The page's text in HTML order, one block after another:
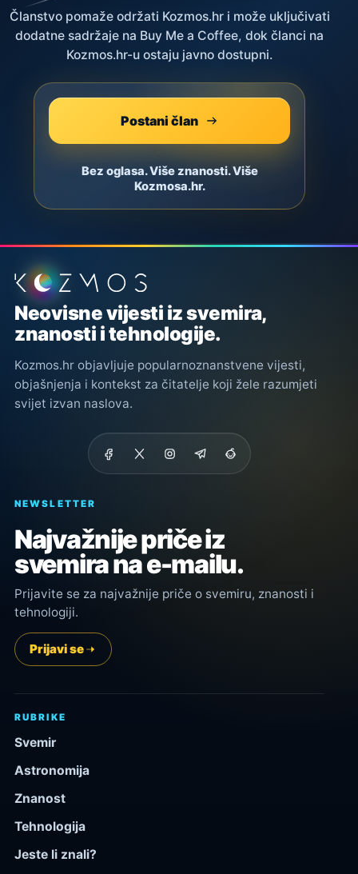
Članstvo pomaže održati Kozmos.hr i može uključivati
dodatne sadržaje na Buy Me a Coffee, dok članci na
Kozmos.hr-u ostaju javno dostupni.
Postani član
Bez oglasa. Više znanosti. Više
Kozmosa.hr.
Podnožje stranice
Neovisne vijesti iz svemira,
znanosti i tehnologije.
Kozmos.hr objavljuje popularnoznanstvene vijesti,
objašnjenja i kontekst za čitatelje koji žele razumjeti
svijet izvan naslova.
NEWSLETTER
Najvažnije priče iz
svemira na e-mailu.
Prijavite se za najvažnije priče o svemiru, znanosti i
tehnologiji.
Prijavi se
RUBRIKE
Svemir
Astronomija
Znanost
Tehnologija
Jeste li znali?